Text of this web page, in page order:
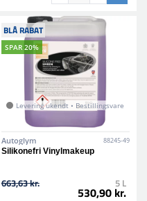
BLÅ RABAT
SPAR 20%
Levering ukendt • Bestillingsvare
Autoglym 88245-49
Silikonefri Vinylmakeup
663,63 kr. 5 L
530,90 kr.